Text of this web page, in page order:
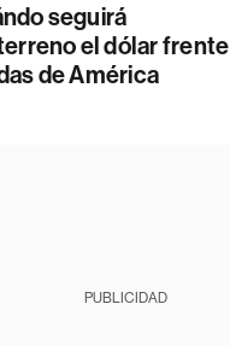
seguirá
el dólar frente
de América
PUBLICIDAD